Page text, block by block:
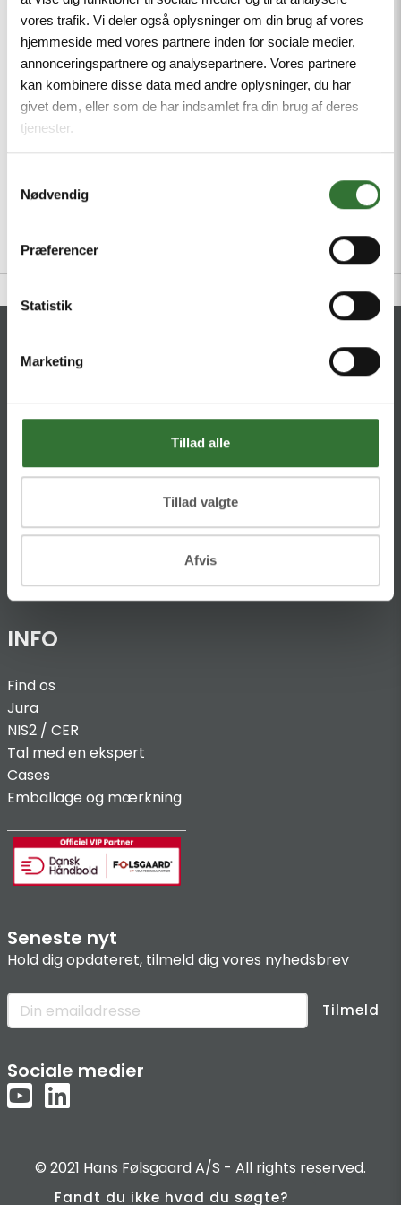
vores trafik. Vi deler også oplysninger om din brug af vores
hjemmeside med vores partnere inden for sociale medier,
annonceringspartnere og analysepartnere. Vores partnere
kan kombinere disse data med andre oplysninger, du har
givet dem, eller som de har indsamlet fra din brug af deres
tjenester.
Nødvendig
Præferencer
Statistik
Marketing
Tillad alle
Tillad valgte
Afvis
IP67, IP69K
Mindste ordreantal: 1
Beskrivelse
Theilgaards Torv 1
Ellemosen 4
INFO
Find os
Jura
NIS2 / CER
Tal med en ekspert
Cases
Emballage og mærkning
Seneste nyt
Hold dig opdateret, tilmeld dig vores nyhedsbrev
Tilmeld
Sociale medier
© 2021 Hans Følsgaard A/S - All rights reserved.
Fandt du ikke hvad du søgte?